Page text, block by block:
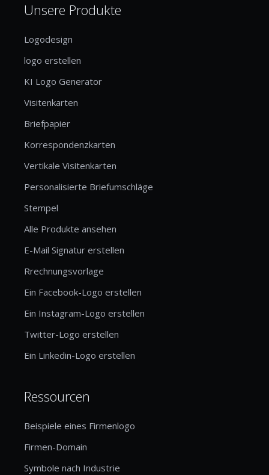
Unsere Produkte
Logodesign
logo erstellen
KI Logo Generator
Visitenkarten
Briefpapier
Korrespondenzkarten
Vertikale Visitenkarten
Personalisierte Briefumschläge
Stempel
Alle Produkte ansehen
E-Mail Signatur erstellen
Rrechnungsvorlage
Ein Facebook-Logo erstellen
Ein Instagram-Logo erstellen
Twitter-Logo erstellen
Ein Linkedin-Logo erstellen
Ressourcen
Beispiele eines Firmenlogo
Firmen-Domain
Symbole nach Industrie